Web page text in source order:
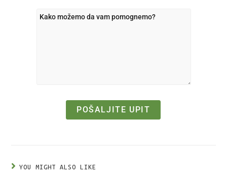
YOU MIGHT ALSO LIKE